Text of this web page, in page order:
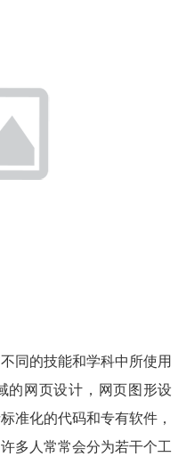
同的技能和学科中所使用
的网页设计，网页图形设
准化的代码和专有软件，
多人常常会分为若干个工